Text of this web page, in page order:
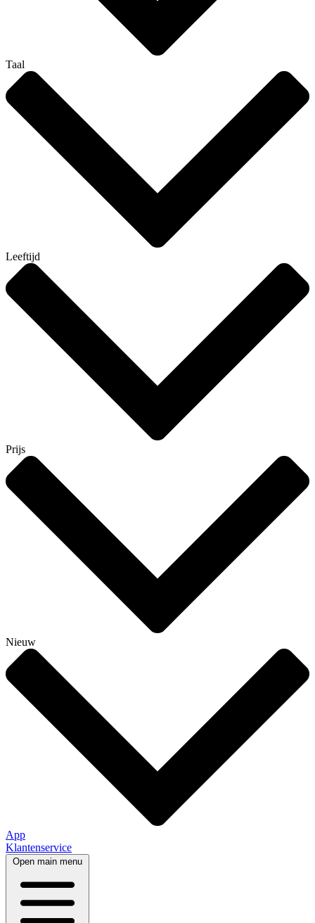
Taal
Leeftijd
Prijs
Nieuw
App
Klantenservice
Open main menu